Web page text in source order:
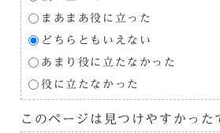
まあまあ役に立った
どちらともいえない
あまり役に立たなかった
役に立たなかった
このページは見つけやすかった